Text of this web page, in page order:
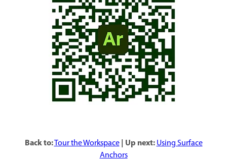
Back to:Tour the Workspace| Up next:Using Surface
Anchors